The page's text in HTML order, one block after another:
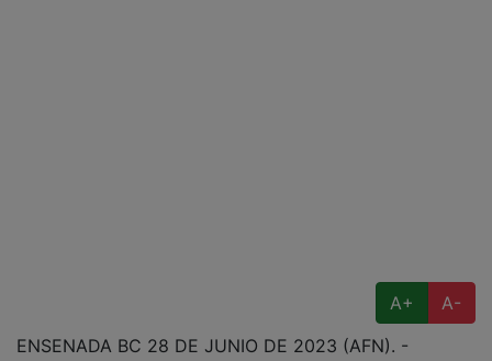
A+
A-
ENSENADA BC 28 DE JUNIO DE 2023 (AFN). -